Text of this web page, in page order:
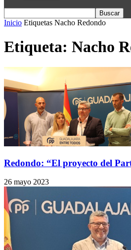
Inicio Etiquetas Nacho Redondo
Etiqueta: Nacho
Redondo: “El proyecto del
26 mayo 2023